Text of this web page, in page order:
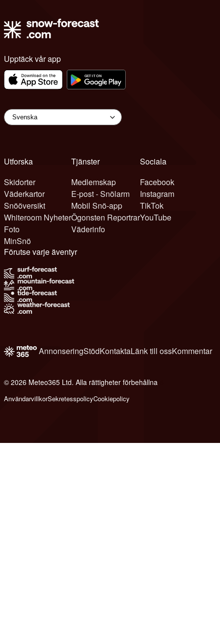
Upptäck vår app
Utforska
Skidorter
Väderkartor
Snööversikt
Whiteroom Nyheter
Foto
MinSnö
Tjänster
Medlemskap
E-post - Snölarm
Mobil Snö-app
Ögonsten Reportrar
Väderinfo
Sociala
Facebook
Instagram
TikTok
YouTube
Förutse varje äventyr
AnnonseringStödKontaktaLänk till ossKommentar
© 2026 Meteo365 Ltd. Alla rättigheter förbehållna
AnvändarvillkorSekretesspolicyCookiepolicy